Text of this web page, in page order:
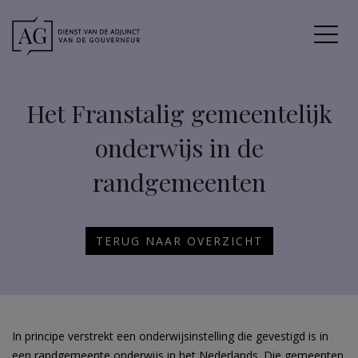
Het Franstalig gemeentelijk
onderwijs in de
randgemeenten
TERUG NAAR OVERZICHT
In principe verstrekt een onderwijsinstelling die gevestigd is in